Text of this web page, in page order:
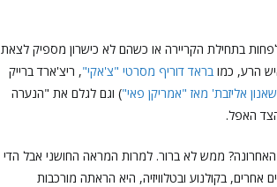
בתחילת הקריירה או כשהם לא כישרון מספיק לצאת
הרע, כמו בראד דוריף מסרטי "צ'אקי", ריצ'ארד ברייק
שאנון אליזבת' מאז "אמריקן פאי") וגם לגלם את "הנערה
האפל.
ממש לא ברור. למרות המראה החושני אבל הדי
בקולנוע ובטלוויזיה, היא הראתה מורכבות